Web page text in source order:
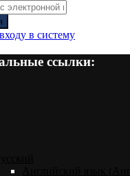
в систему
ссылки: